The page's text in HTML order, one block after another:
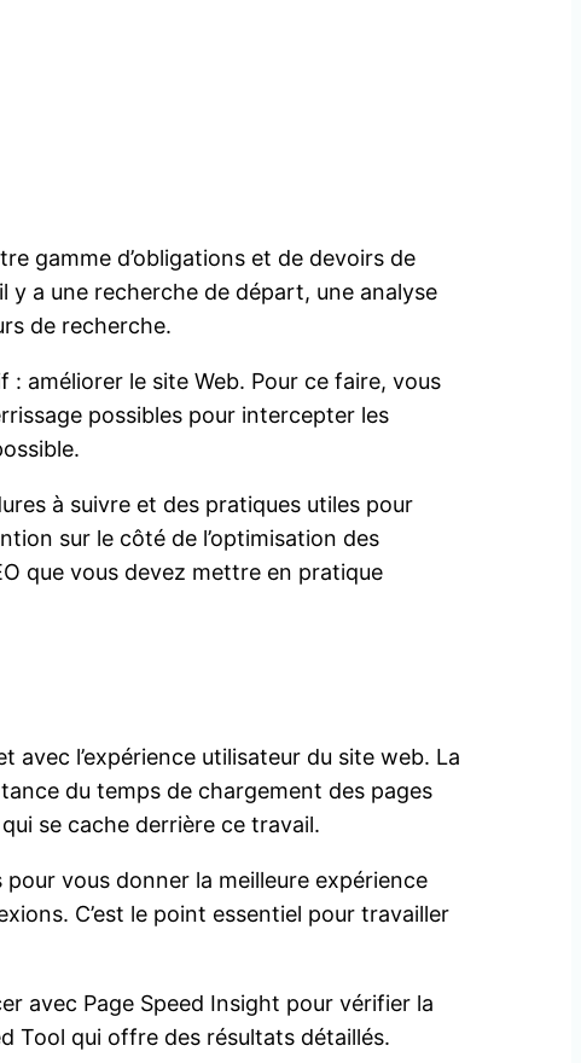
gamme d’obligations et de devoirs de
y a une recherche de départ, une analyse
de recherche.
améliorer le site Web. Pour ce faire, vous
possibles pour intercepter les
à suivre et des pratiques utiles pour
sur le côté de l’optimisation des
que vous devez mettre en pratique
l’expérience utilisateur du site web. La
du temps de chargement des pages
se cache derrière ce travail.
vous donner la meilleure expérience
C’est le point essentiel pour travailler
avec Page Speed Insight pour vérifier la
Tool qui offre des résultats détaillés.